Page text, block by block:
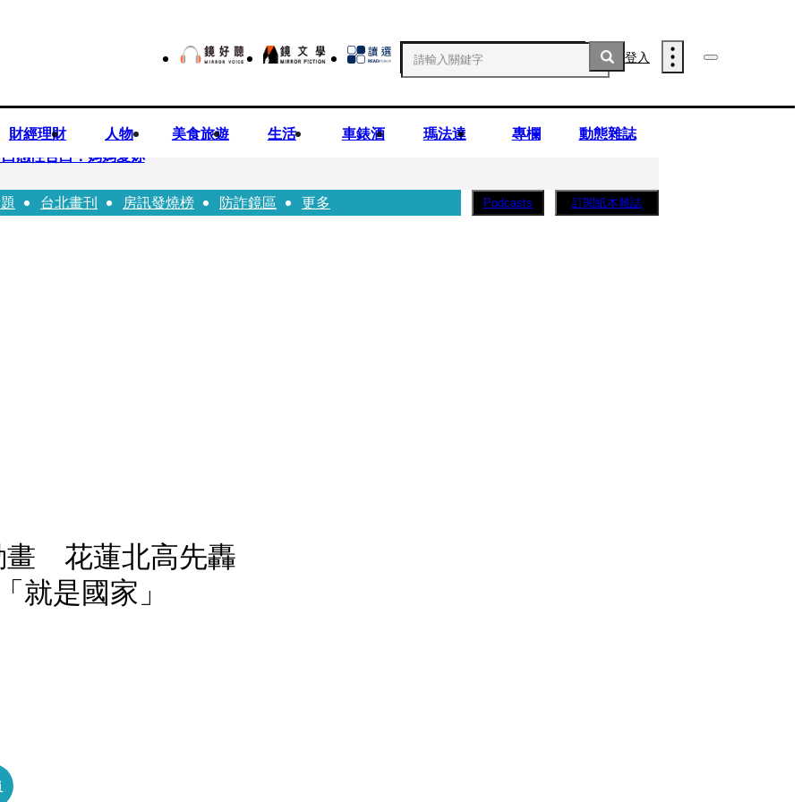
登入
財經理財 人物 美食旅遊 生活 車錶酒 瑪法達 專欄
動態雜誌
感性告白：媽媽愛妳
照？」 黃智賢3點回嗆獲網友讚爆
台北畫刊 房訊發燒榜 防詐鏡區 更多 Podcasts 訂閱紙本雜誌
畫 花蓮北高先轟
就是國家」